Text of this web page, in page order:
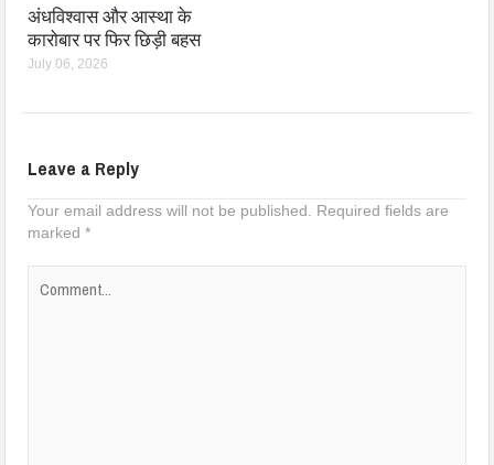
अंधविश्वास और आस्था के
कारोबार पर फिर छिड़ी बहस
July 06, 2026
Leave a Reply
Your email address will not be published.
Required fields are
marked*